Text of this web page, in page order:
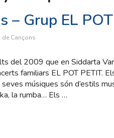
– Grup EL
de Cançons
del 2009 que en Siddarta
familiars EL POT PETIT.
músiques són d’estils
la rumba… Els …